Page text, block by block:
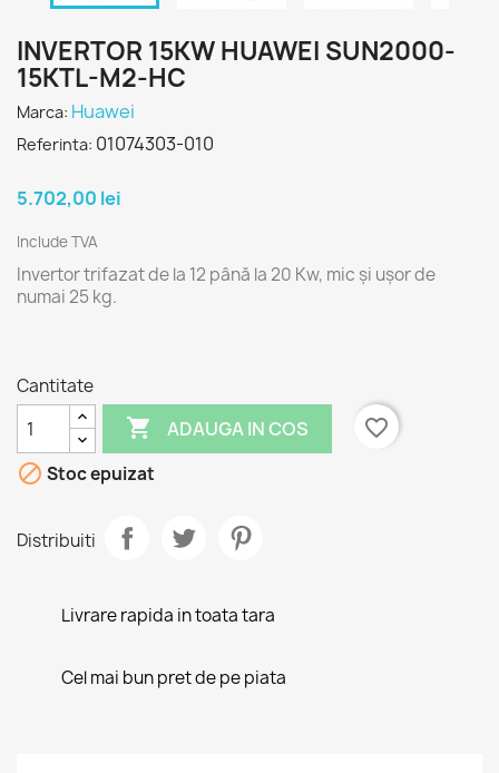
INVERTOR 15KW HUAWEI SUN2000-
15KTL-M2-HC
Marca: Huawei
Referinta: 01074303-010
5.702,00 lei
Include TVA
Invertor trifazat de la 12 până la 20 Kw, mic și ușor de
numai 25 kg.
Cantitate
 ADAUGA IN COS
favorite_border
 Stoc epuizat
Distribuiti
Livrare rapida in toata tara
Cel mai bun pret de pe piata